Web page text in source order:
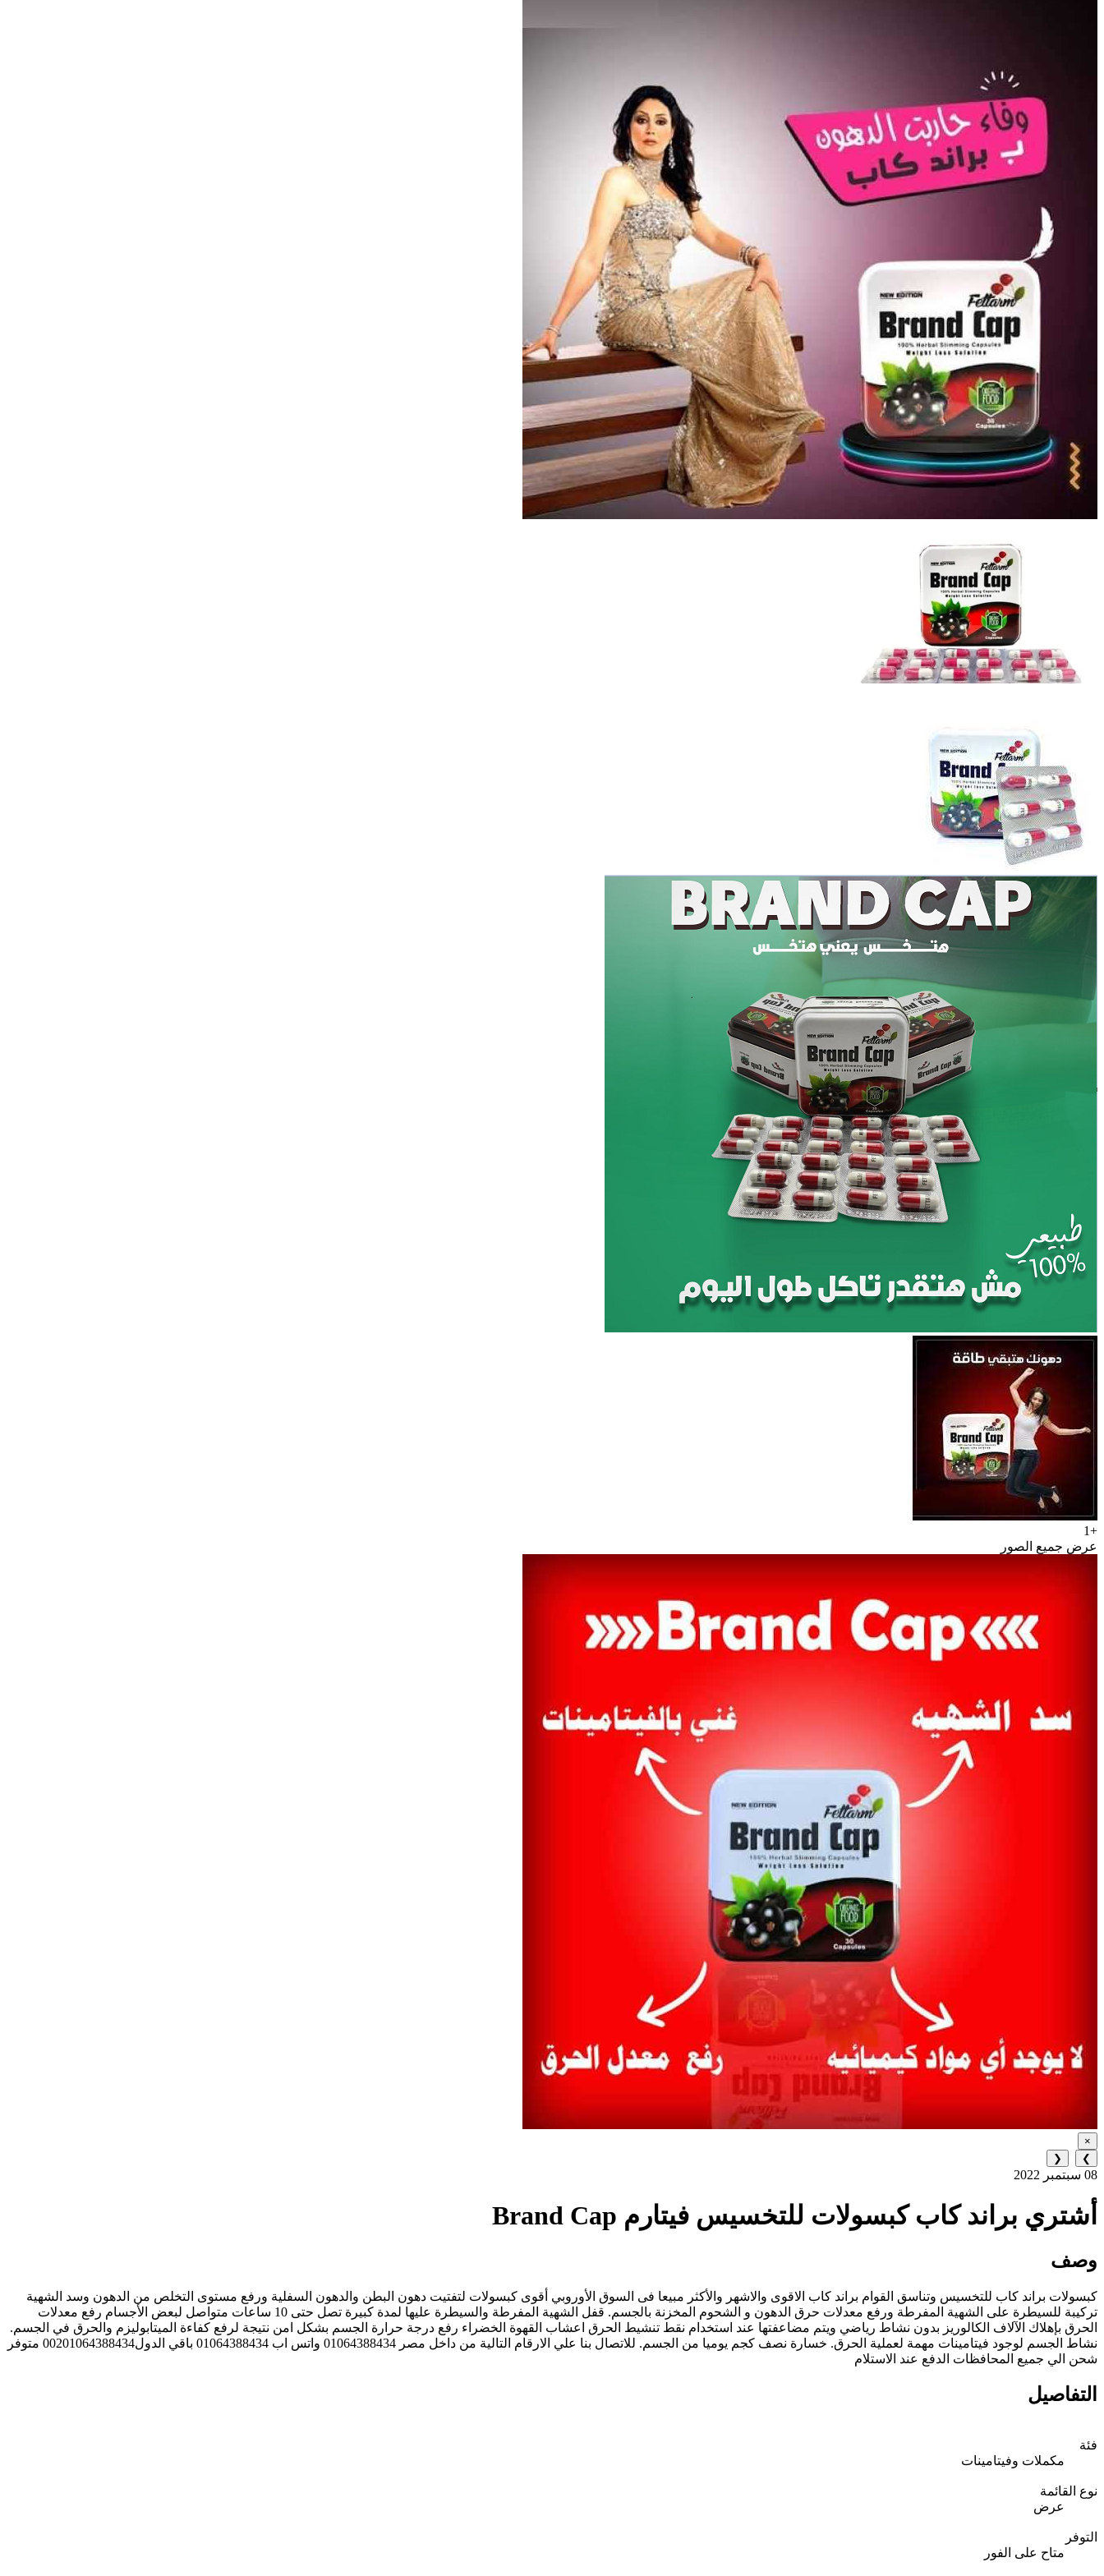
+1
عرض جميع الصور
×
❯
❮
08 سبتمبر 2022
أشتري براند كاب كبسولات للتخسيس فيتارم Brand Cap
وصف
كبسولات براند كاب للتخسيس وتناسق القوام براند كاب الاقوى والاشهر والأكثر مبيعا فى السوق الأوروبي أقوى كبسولات لتفتيت دهون البطن والدهون السفلية ورفع مستوى التخلص من الدهون وسد الشهية
تركيبة للسيطرة على الشهية المفرطة ورفع معدلات حرق الدهون و الشحوم المخزنة بالجسم. قفل الشهية المفرطة والسيطرة عليها لمدة كبيرة تصل حتى 10 ساعات متواصل لبعض الأجسام رفع معدلات
الحرق بإهلاك الآلاف الكالوريز بدون نشاط رياضي ويتم مضاعفتها عند استخدام نقط تنشيط الحرق اعشاب القهوة الخضراء رفع درجة حرارة الجسم بشكل امن نتيجة لرفع كفاءة الميتابوليزم والحرق في الجسم.
نشاط الجسم لوجود فيتامينات مهمة لعملية الحرق. خسارة نصف كجم يوميا من الجسم. للاتصال بنا علي الارقام التالية من داخل مصر 01064388434 واتس اب 01064388434 باقي الدول00201064388434 متوفر
شحن الي جميع المحافظات الدفع عند الاستلام
التفاصيل
فئة
مكملات وفيتامينات
نوع القائمة
عرض
التوفر
متاح على الفور